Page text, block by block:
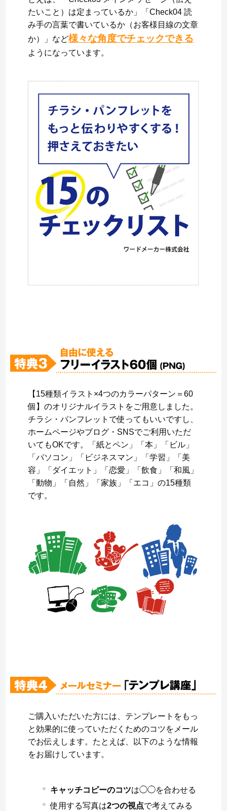
たいこと）は定まっているか」「Check04 読
み手の言葉で書いているか（お客様目線の文章
か）」など様々な角度でチェックできる
ようになっています。
【15種類イラスト×4つのカラーパターン＝60
個】のオリジナルイラストをご用意しました。
チラシ・パンフレットで使ってもいいですし、
ホームページやブログ・SNSでご利用いただ
いてもOKです。「紙とペン」「本」「ビル」
「パソコン」「ビジネスマン」「学習」「美
容」「ダイエット」「恋愛」「飲食」「和風」
「動物」「自然」「家族」「エコ」の15種類
です。
ご購入いただいた方には、テンプレートをもっ
と効果的に使っていただくためのコツをメール
でお伝えします。たとえば、以下のような情報
をお届けしています。
キャッチコピーのコツは◯◯を合わせる
使用する写真は2つの視点で考えてみる